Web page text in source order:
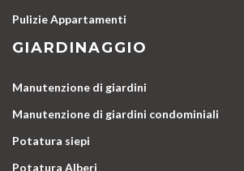
Pulizie Appartamenti
GIARDINAGGIO
Manutenzione di giardini
Manutenzione di giardini condominiali
Potatura siepi
Potatura Alberi